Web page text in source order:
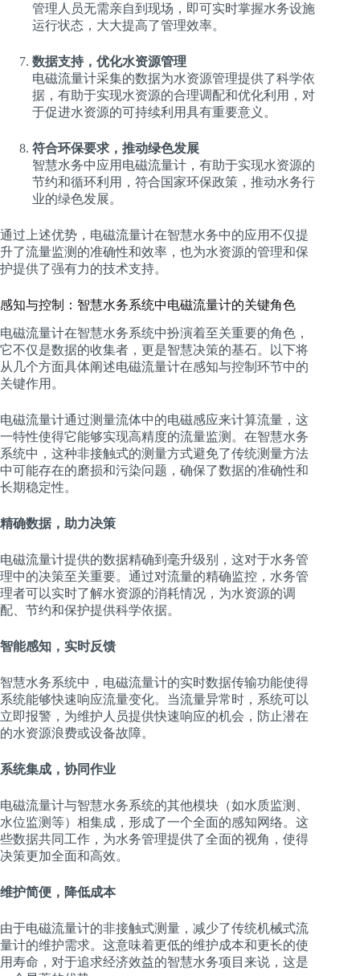
管理人员无需亲自到现场，即可实时掌握水务设施
运行状态，大大提高了管理效率。
数据支持，优化水资源管理
电磁流量计采集的数据为水资源管理提供了科学依
据，有助于实现水资源的合理调配和优化利用，对
于促进水资源的可持续利用具有重要意义。
符合环保要求，推动绿色发展
智慧水务中应用电磁流量计，有助于实现水资源的
节约和循环利用，符合国家环保政策，推动水务行
业的绿色发展。
通过上述优势，电磁流量计在智慧水务中的应用不仅提
升了流量监测的准确性和效率，也为水资源的管理和保
护提供了强有力的技术支持。
感知与控制：智慧水务系统中电磁流量计的关键角色
电磁流量计在智慧水务系统中扮演着至关重要的角色，
它不仅是数据的收集者，更是智慧决策的基石。以下将
从几个方面具体阐述电磁流量计在感知与控制环节中的
关键作用。
电磁流量计通过测量流体中的电磁感应来计算流量，这
一特性使得它能够实现高精度的流量监测。在智慧水务
系统中，这种非接触式的测量方式避免了传统测量方法
中可能存在的磨损和污染问题，确保了数据的准确性和
长期稳定性。
精确数据，助力决策
电磁流量计提供的数据精确到毫升级别，这对于水务管
理中的决策至关重要。通过对流量的精确监控，水务管
理者可以实时了解水资源的消耗情况，为水资源的调
配、节约和保护提供科学依据。
智能感知，实时反馈
智慧水务系统中，电磁流量计的实时数据传输功能使得
系统能够快速响应流量变化。当流量异常时，系统可以
立即报警，为维护人员提供快速响应的机会，防止潜在
的水资源浪费或设备故障。
系统集成，协同作业
电磁流量计与智慧水务系统的其他模块（如水质监测、
水位监测等）相集成，形成了一个全面的感知网络。这
些数据共同工作，为水务管理提供了全面的视角，使得
决策更加全面和高效。
维护简便，降低成本
由于电磁流量计的非接触式测量，减少了传统机械式流
量计的维护需求。这意味着更低的维护成本和更长的使
用寿命，对于追求经济效益的智慧水务项目来说，这是